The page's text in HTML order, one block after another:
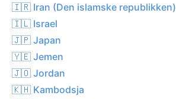
🇮🇷 Iran (Den islamske republikken)
🇮🇱 Israel
🇯🇵 Japan
🇾🇪 Jemen
🇯🇴 Jordan
🇰🇭 Kambodsja